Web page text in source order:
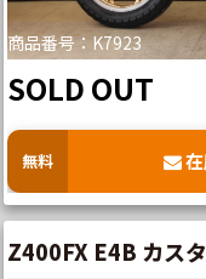
商品番号：K7923
SOLD OUT
無料
Z400FX E4B カス